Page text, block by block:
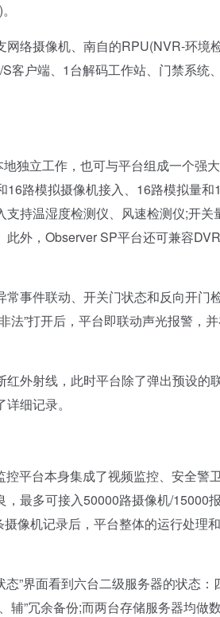
络摄像机、南自的RPU(NVR-环境
客户端、1台解码工作站、门禁系统
立工作，也可与平台组成一个强
路模拟摄像机接入、16路模拟量和
持温湿度检测仪、风速检测仪;开关
外，Observer SP平台还可兼容
事件联动、开关门状态和反向开门
法”打开后，平台即联动声光报警，
外射线，此时平台除了弹出预设的
细记录。
台本身集成了视频监控、安全警
最多可接入50000路摄像机/15000
像机记录后，平台整体的运行处理
”界面看到六台二级服务器的状态：
辅”冗余备份;而两台存储服务器均做